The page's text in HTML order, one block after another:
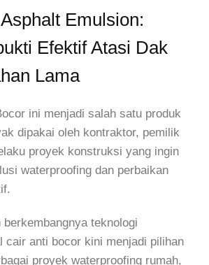
Emulsion:
Efektif Atasi Dak
Lama
ini menjadi salah satu produk
dipakai oleh kontraktor, pemilik
proyek konstruksi yang ingin
waterproofing dan perbaikan
berkembangnya teknologi
cair anti bocor kini menjadi pilihan
proyek waterproofing rumah,